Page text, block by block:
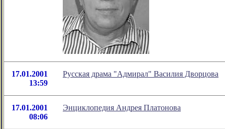
17.01.2001
13:59
Русская драма "Адмирал" Василия Дворцова
17.01.2001
08:06
Энциклопедия Андрея Платонова